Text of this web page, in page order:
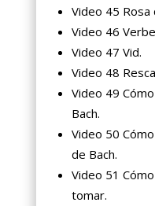
Video 45 Rosa
Video 46
Video 47 Vid.
Video 48
Video 49
Bach.
Video 50
de Bach.
Video 51
tomar.